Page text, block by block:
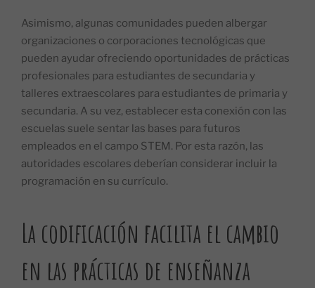
Asimismo, algunas comunidades pueden albergar
organizaciones o corporaciones tecnológicas que
pueden ayudar ofreciendo oportunidades de prácticas
profesionales para estudiantes de secundaria y
talleres extraescolares para estudiantes de primaria y
secundaria. A su vez, establecer esta conexión con las
escuelas suele sentar las bases para futuros
empleados en el campo STEM. Por esta razón, las
autoridades escolares deberían considerar incluir la
programación en su currículo.
La codificación facilita el cambio
en las prácticas de enseñanza